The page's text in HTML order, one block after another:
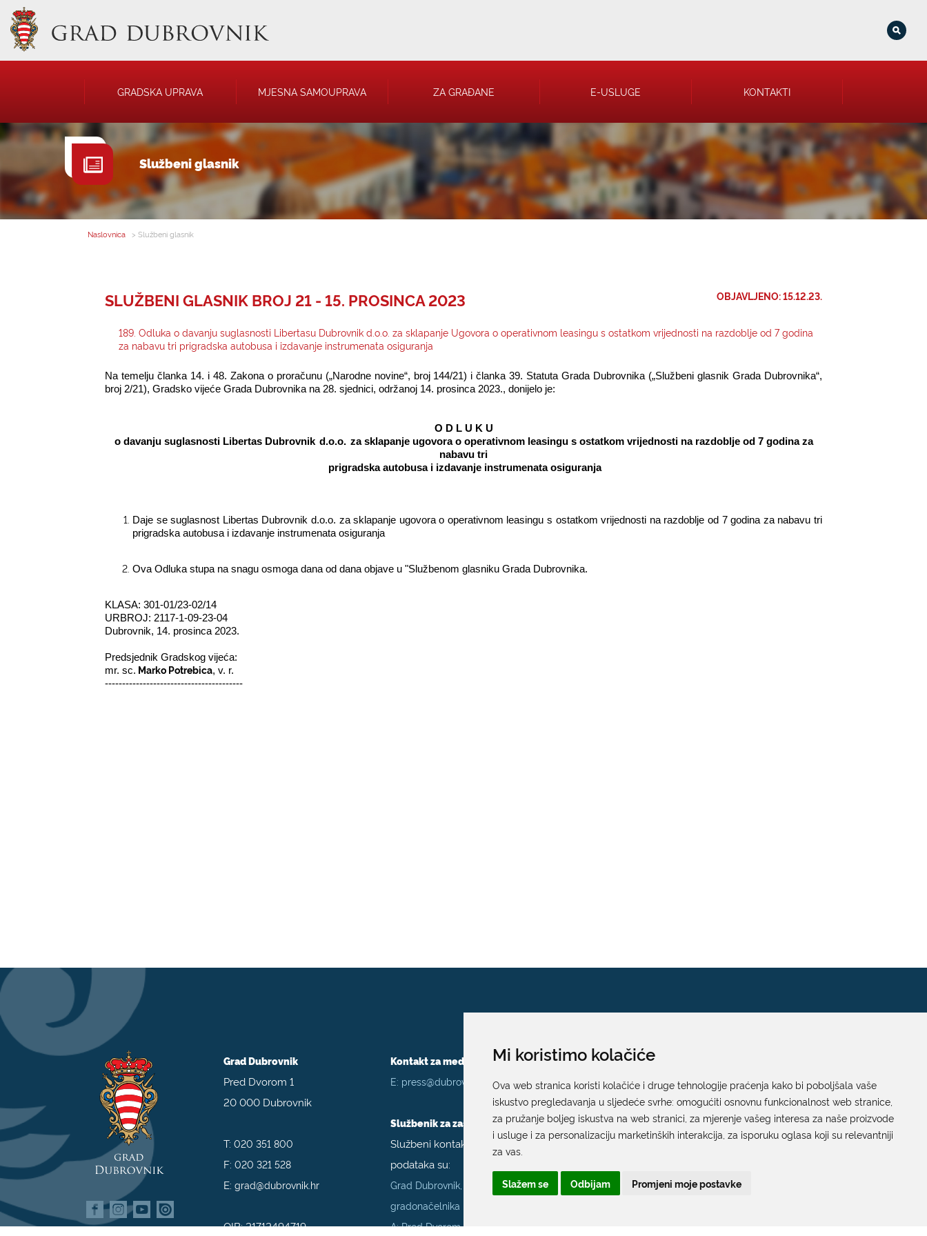
Mi koristimo kolačiće
Ova web stranica koristi kolačiće i druge tehnologije praćenja kako bi poboljšala vaše
iskustvo pregledavanja u sljedeće svrhe: omogućiti osnovnu funkcionalnost web stranice
za pružanje boljeg iskustva na web stranici za mjerenje vašeg interesa za naše proizvode
i usluge i za personalizaciju marketinških interakcija za isporuku oglasa koji su relevantniji
za vas
Slažem se Odbijam Promjeni moje postavke
GRADSKA UPRAVA
GRADONAČELNIK
GRADSKO VIJEĆE
UPRAVNA TIJELA
SAVJET MLADIH
NATJEČAJI
JAVNA OBJAVA RJEŠENJA
USTANOVE
KOMUNALNA I TRGOVAČKA
MJESNA SAMOUPRAVA ZA GRAĐANE E-USLUGE KONTAKTI
Službeni glasnik
Naslovnica > Službeni glasnik
SLUŽBENI GLASNIK BROJ 21 - 15. PROSINCA 2023 OBJAVLJENO: 15.12.23.
189. Odluka o davanju suglasnosti Libertasu Dubrovnik d.o.o. za sklapanje Ugovora o operativnom leasingu s ostatkom vrijednosti na razdoblje od 7 godina
za nabavu tri prigradska autobusa i izdavanje instrumenata osiguranja
Na temelju članka 14. i 48. Zakona o proračunu („Narodne novine“, broj 144/21) i članka 39. Statuta Grada Dubrovnika („Službeni glasnik Grada Dubrovnika“,
broj 2/21), Gradsko vijeće Grada Dubrovnika na 28. sjednici, održanoj 14. prosinca 2023., donijelo je:
O D L U K U
o davanju suglasnosti Libertas Dubrovnik d.o.o. za sklapanje ugovora o operativnom leasingu s ostatkom vrijednosti na razdoblje od 7 godina za
nabavu tri
prigradska autobusa i izdavanje instrumenata osiguranja
Daje se suglasnost Libertas Dubrovnik d.o.o. za sklapanje ugovora o operativnom leasingu s ostatkom vrijednosti na razdoblje od 7 godina za nabavu tri
prigradska autobusa i izdavanje instrumenata osiguranja
Ova Odluka stupa na snagu osmoga dana od dana objave u "Službenom glasniku Grada Dubrovnika.
KLASA: 301-01/23-02/14
URBROJ: 2117-1-09-23-04
Dubrovnik, 14. prosinca 2023.
Predsjednik Gradskog vijeća:
mr. sc. Marko Potrebica, v. r.
----------------------------------------
Grad Dubrovnik
Pred Dvorom 1
20 000 Dubrovnik
T:020 351 800
F:020 321 528
E:grad@dubrovnik.hr
OIB: 21712494719
Kontakt za medije / Press contact
E: press@dubrovnik.hr
Službenik za zaštitu podataka
Službeni kontakt podaci službenika za zaštitu
podataka su:
Grad Dubrovnik, Upravni odjel za poslove
gradonačelnika
A: Pred Dvorom 1; E:
Pisarnica
Ured 205; rad sa strankama za sva upravna tijela
Grada Dubrovnika
Gundulićeva poljana 10, 20000 Dubrovnik
Radno vrijeme sa strankama:
T:+385 20 351 879